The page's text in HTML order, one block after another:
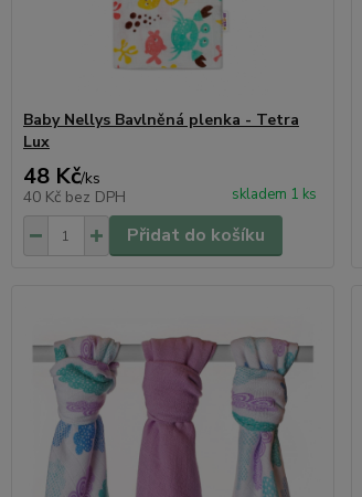
Baby Nellys Bavlněná plenka - Tetra
Lux
48 Kč/ks
40 Kč bez DPH skladem 1 ks
Přidat do košíku